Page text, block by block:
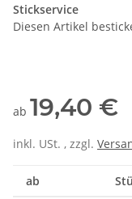
Stickservice
Diesen Artikel
ab 19,40 €
inkl. USt. , zzgl.
ab